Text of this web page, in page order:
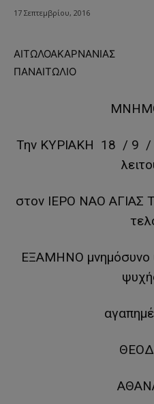
17 Σεπτεμβρίου, 2016
ΑΙΤΩΛΟΑΚΑΡΝΑΝΙΑΣ
ΠΑΝΑΙΤΩΛΙΟ
Την ΚΥΡΙΑΚΗ 18 / 9 /
στον ΙΕΡΟ ΝΑΟ ΑΓΙAΣ
ΕΞΑΜΗΝΟ μνημόσυνο